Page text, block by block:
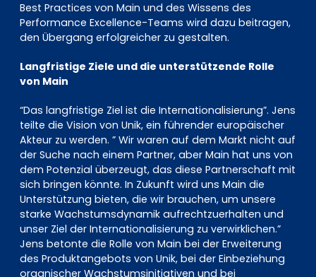
Best Practices von Main und des Wissens des
Performance Excellence-Teams wird dazu beitragen,
den Übergang erfolgreicher zu gestalten.
Langfristige Ziele und die unterstützende Rolle
von Main
“Das langfristige Ziel ist die Internationalisierung”. Jens
teilte die Vision von Unik, ein führender europäischer
Akteur zu werden. ” Wir waren auf dem Markt nicht auf
der Suche nach einem Partner, aber Main hat uns von
dem Potenzial überzeugt, das diese Partnerschaft mit
sich bringen könnte. In Zukunft wird uns Main die
Unterstützung bieten, die wir brauchen, um unsere
starke Wachstumsdynamik aufrechtzuerhalten und
unser Ziel der Internationalisierung zu verwirklichen.”
Jens betonte die Rolle von Main bei der Erweiterung
des Produktangebots von Unik, bei der Einbeziehung
organischer Wachstumsinitiativen und bei